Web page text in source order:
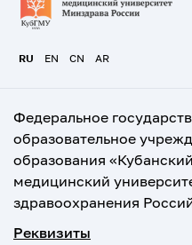
RU EN CN AR
Федеральное
образовательное
образования
медицинский
здравоохранения
Реквизиты